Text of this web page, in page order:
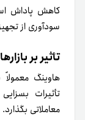
کاهش پاداش
سودآوری از
تأثیر بر
هاوینگ
تأثیرات
معاملاتی بگذارد.